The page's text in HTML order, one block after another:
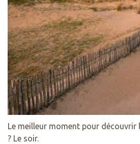
Le meilleur moment pour découvrir
? Le soir.